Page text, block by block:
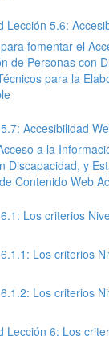
Lección 5.6:
fomentar el
de Personas con
para la
Accesibilidad
a la
Discapacidad, y
Contenido Web
Los criterios
Los criterios
Los criterios
Lección 6: Los